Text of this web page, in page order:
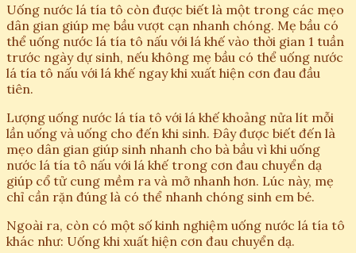
Uống nước lá tía tô còn được biết là một trong các mẹo
dân gian giúp mẹ bầu vượt cạn nhanh chóng. Mẹ bầu có
thể uống nước lá tía tô nấu với lá khế vào thời gian 1 tuần
trước ngày dự sinh, nếu không mẹ bầu có thể uống nước
lá tía tô nấu với lá khế ngay khi xuất hiện cơn đau đầu
tiên.
Lượng uống nước lá tía tô với lá khế khoảng nửa lít mỗi
lần uống và uống cho đến khi sinh. Đây được biết đến là
mẹo dân gian giúp sinh nhanh cho bà bầu vì khi uống
nước lá tía tô nấu với lá khế trong cơn đau chuyển dạ
giúp cổ tử cung mềm ra và mở nhanh hơn. Lúc này, mẹ
chỉ cần rặn đúng là có thể nhanh chóng sinh em bé.
Ngoài ra, còn có một số kinh nghiệm uống nước lá tía tô
khác như: Uống khi xuất hiện cơn đau chuyển dạ.